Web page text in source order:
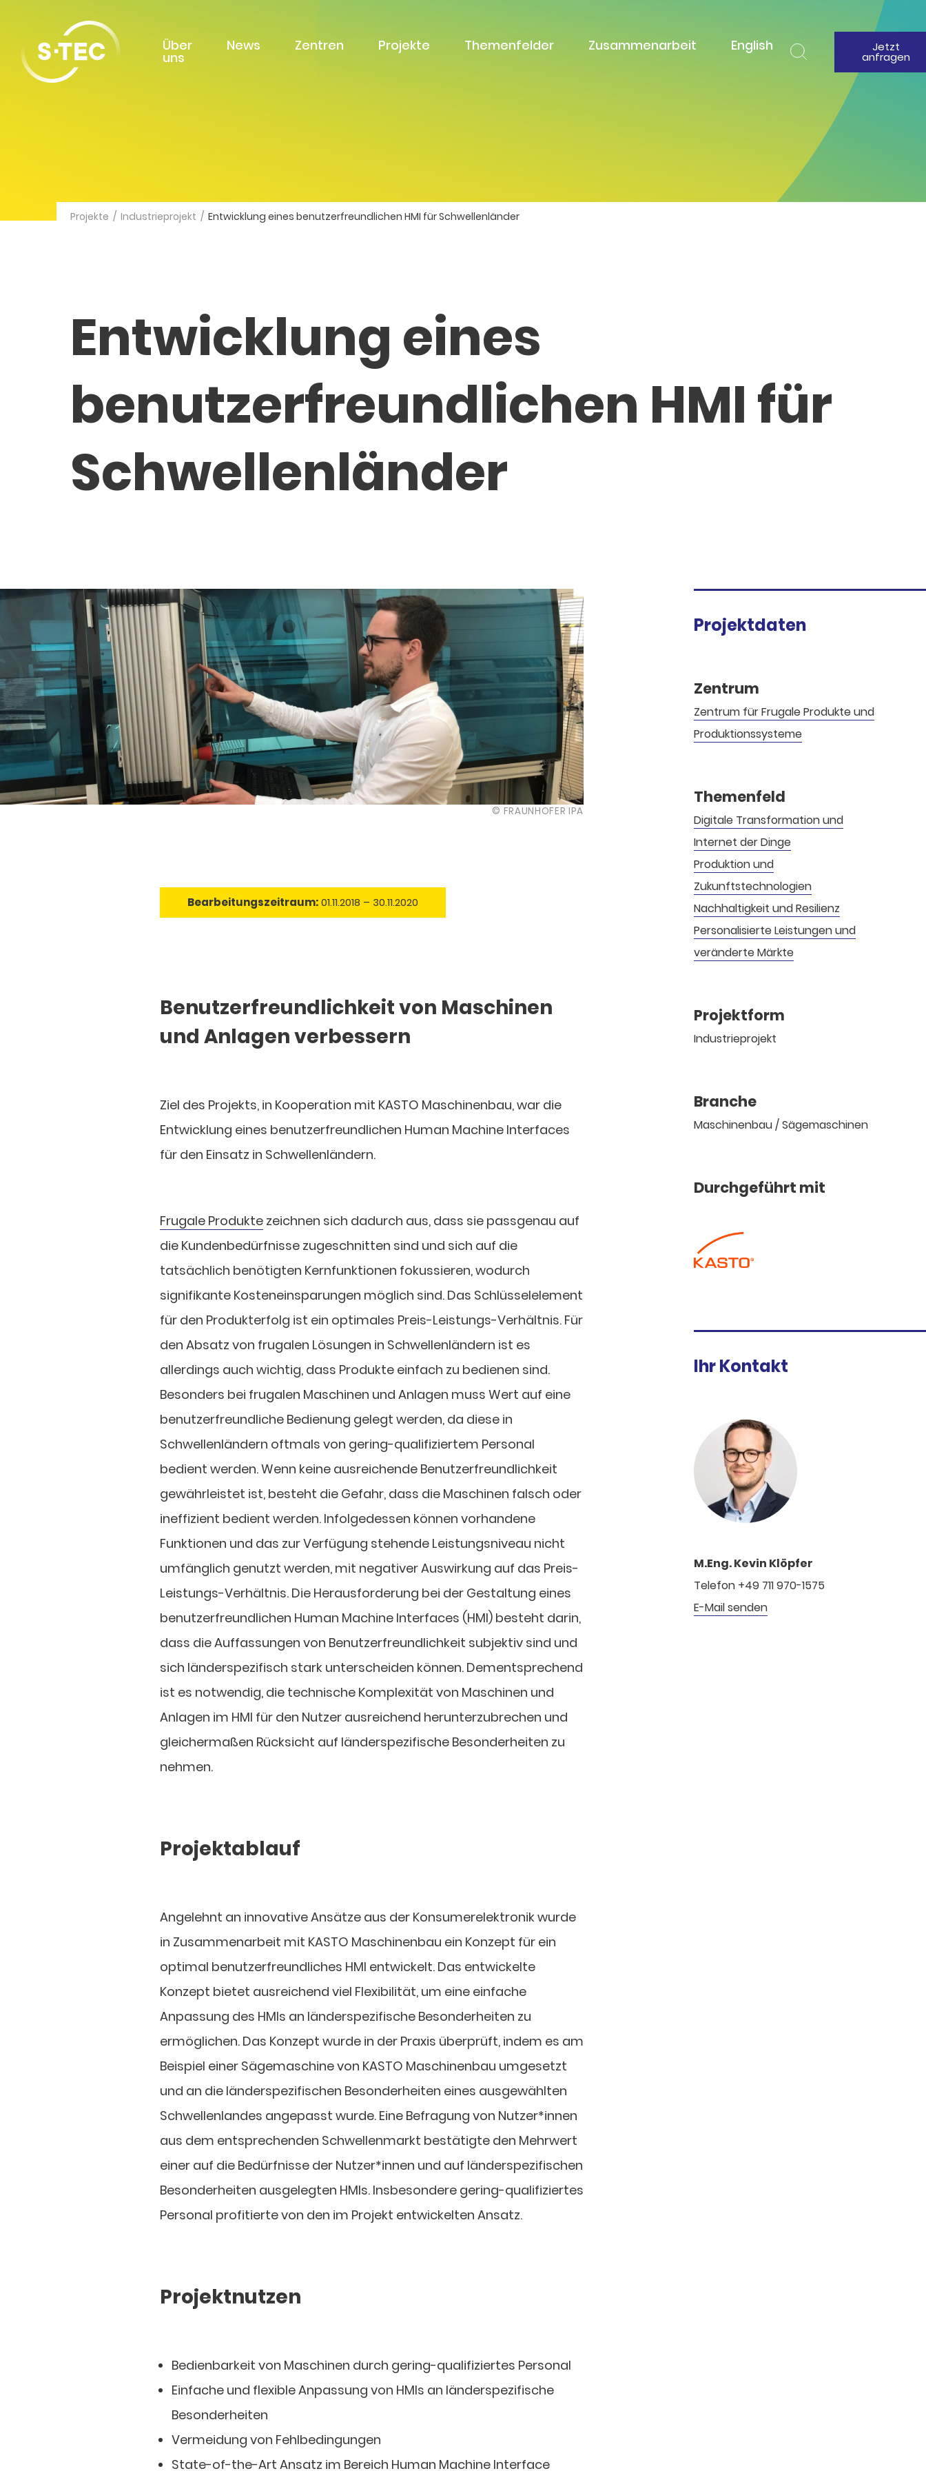
Über
uns
News Zentren Projekte Themenfelder Zusammenarbeit English Jetzt
anfragen
Projekte / Industrieprojekt / Entwicklung eines benutzerfreundlichen HMI für Schwellenländer
Entwicklung eines
benutzerfreundlichen HMI für
Schwellenländer
© FRAUNHOFER IPA
Bearbeitungszeitraum:01.11.2018 – 30.11.2020
Benutzerfreundlichkeit von Maschinen
und Anlagen verbessern
Ziel des Projekts, in Kooperation mit KASTO Maschinenbau, war die
Entwicklung eines benutzerfreundlichen Human Machine Interfaces
für den Einsatz in Schwellenländern.
Frugale Produkte zeichnen sich dadurch aus, dass sie passgenau auf
die Kundenbedürfnisse zugeschnitten sind und sich auf die
tatsächlich benötigten Kernfunktionen fokussieren, wodurch
signifikante Kosteneinsparungen möglich sind. Das Schlüsselelement
für den Produkterfolg ist ein optimales Preis-Leistungs-Verhältnis. Für
den Absatz von frugalen Lösungen in Schwellenländern ist es
allerdings auch wichtig, dass Produkte einfach zu bedienen sind.
Besonders bei frugalen Maschinen und Anlagen muss Wert auf eine
benutzerfreundliche Bedienung gelegt werden, da diese in
Schwellenländern oftmals von gering-qualifiziertem Personal
bedient werden. Wenn keine ausreichende Benutzerfreundlichkeit
gewährleistet ist, besteht die Gefahr, dass die Maschinen falsch oder
ineffizient bedient werden. Infolgedessen können vorhandene
Funktionen und das zur Verfügung stehende Leistungsniveau nicht
umfänglich genutzt werden, mit negativer Auswirkung auf das Preis-
Leistungs-Verhältnis. Die Herausforderung bei der Gestaltung eines
benutzerfreundlichen Human Machine Interfaces (HMI) besteht darin,
dass die Auffassungen von Benutzerfreundlichkeit subjektiv sind und
sich länderspezifisch stark unterscheiden können. Dementsprechend
ist es notwendig, die technische Komplexität von Maschinen und
Anlagen im HMI für den Nutzer ausreichend herunterzubrechen und
gleichermaßen Rücksicht auf länderspezifische Besonderheiten zu
nehmen.
Projektablauf
Angelehnt an innovative Ansätze aus der Konsumerelektronik wurde
in Zusammenarbeit mit KASTO Maschinenbau ein Konzept für ein
optimal benutzerfreundliches HMI entwickelt. Das entwickelte
Konzept bietet ausreichend viel Flexibilität, um eine einfache
Anpassung des HMIs an länderspezifische Besonderheiten zu
ermöglichen. Das Konzept wurde in der Praxis überprüft, indem es am
Beispiel einer Sägemaschine von KASTO Maschinenbau umgesetzt
und an die länderspezifischen Besonderheiten eines ausgewählten
Schwellenlandes angepasst wurde. Eine Befragung von Nutzer*innen
aus dem entsprechenden Schwellenmarkt bestätigte den Mehrwert
einer auf die Bedürfnisse der Nutzer*innen und auf länderspezifischen
Besonderheiten ausgelegten HMIs. Insbesondere gering-qualifiziertes
Personal profitierte von den im Projekt entwickelten Ansatz.
Projektnutzen
Bedienbarkeit von Maschinen durch gering-qualifiziertes Personal
Einfache und flexible Anpassung von HMIs an länderspezifische
Besonderheiten
Vermeidung von Fehlbedingungen
State-of-the-Art Ansatz im Bereich Human Machine Interface
Projektdaten
Zentrum
Zentrum für Frugale Produkte und
Produktions­systeme
Themenfeld
Digitale Transformation und
Internet der Dinge
Produktion und
Zukunftstechnologien
Nachhaltigkeit und Resilienz
Personalisierte Leistungen und
veränderte Märkte
Projektform
Industrieprojekt
Branche
Maschinenbau / Sägemaschinen
Durchgeführt mit
Ihr Kontakt
M.Eng. Kevin Klöpfer
Telefon +49 711 970-1575
E-Mail senden